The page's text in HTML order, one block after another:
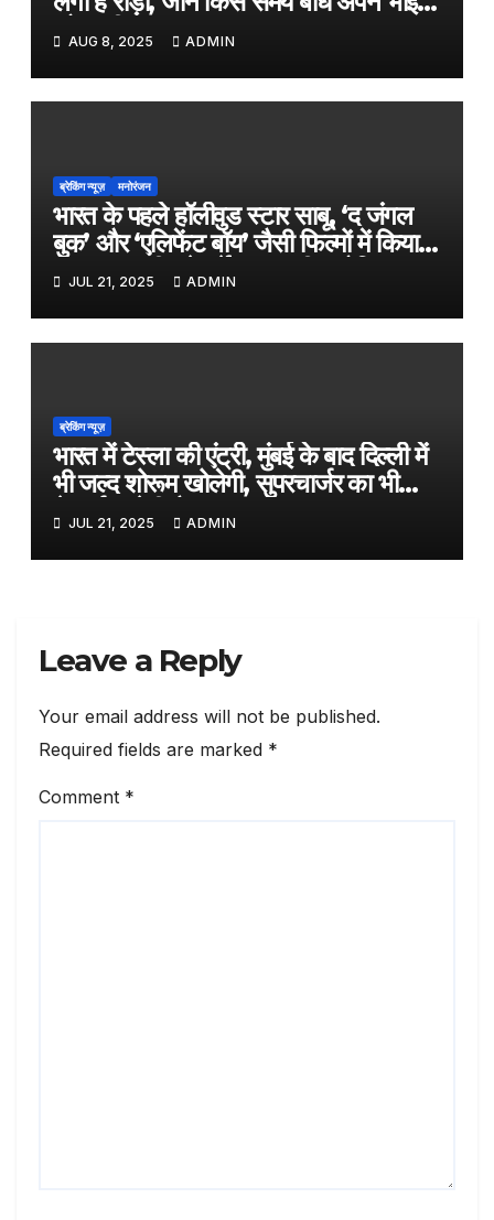
को राखी
AUG 8, 2025 ADMIN
ब्रेकिंग न्यूज़ मनोरंजन
भारत के पहले हॉलीवुड स्टार साबू, ‘द जंगल
बुक’ और ‘एलिफेंट बॉय’ जैसी फिल्मों में किया
काम, जल्द ही बड़े पर्दे पर आएगी बायोपिक
JUL 21, 2025 ADMIN
ब्रेकिंग न्यूज़
भारत में टेस्ला की एंट्री, मुंबई के बाद दिल्ली में
भी जल्द शोरूम खोलेगी, सुपरचार्जर का भी
नेटवर्क करेगी तैयार
JUL 21, 2025 ADMIN
Leave a Reply
Your email address will not be published.
Required fields are marked *
Comment *